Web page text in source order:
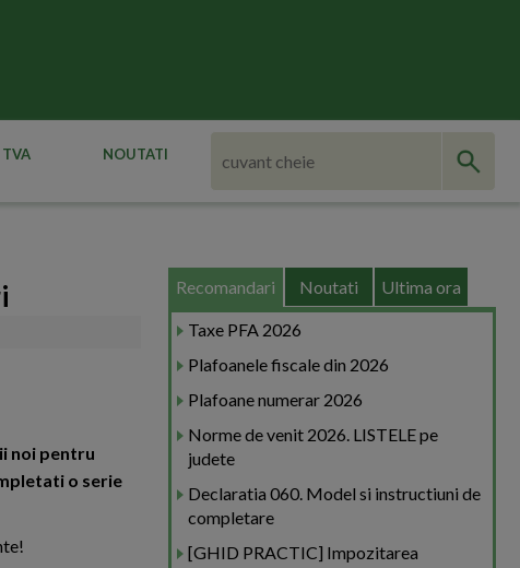
TVA NOUTATI
noi pentru
o serie
Recomandari Noutati Ultima ora
Taxe PFA 2026
Plafoanele fiscale din 2026
Plafoane numerar 2026
Norme de venit 2026. LISTELE pe
judete
Declaratia 060. Model si instructiuni de
completare
[GHID PRACTIC] Impozitarea